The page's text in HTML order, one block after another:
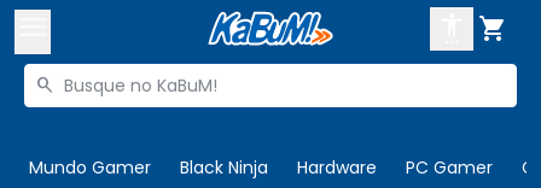

Buscar produtos

Mundo Gamer Black Ninja Hardware PC Gamer